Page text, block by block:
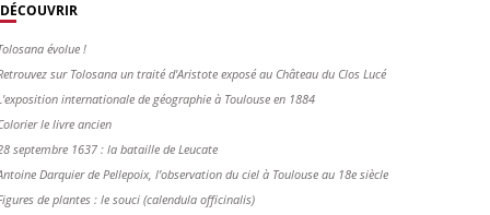
DÉCOUVRIR
évolue !
sur Tolosana un traité d'Aristote exposé au Château du Clos Lucé
internationale de géographie à Toulouse en 1884
le livre ancien
septembre 1637 : la bataille de Leucate
Darquier de Pellepoix, l’observation du ciel à Toulouse au 18e siècle
de plantes : le souci (calendula officinalis)